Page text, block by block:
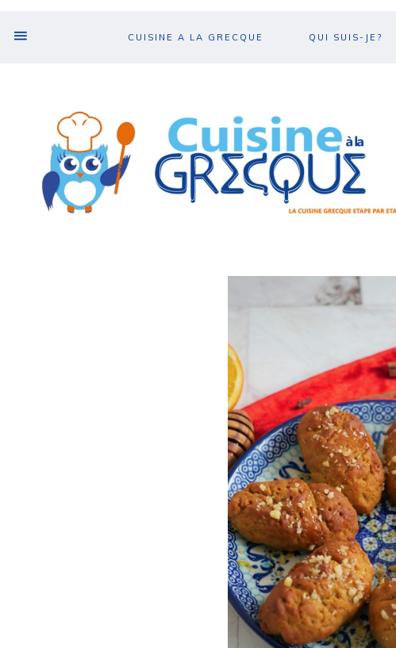
CUISINE A LA GRECQUE QUI SUIS-JE?